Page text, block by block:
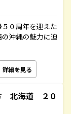
０周年を迎えた
沖縄の魅力に迫
詳細を見る
北海道 ２０